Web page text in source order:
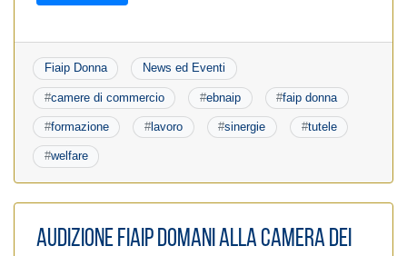
Fiaip Donna News ed Eventi
#camere di commercio #ebnaip #faip donna
#formazione #lavoro #sinergie #tutele
#welfare
Audizione Fiaip domani alla Camera dei